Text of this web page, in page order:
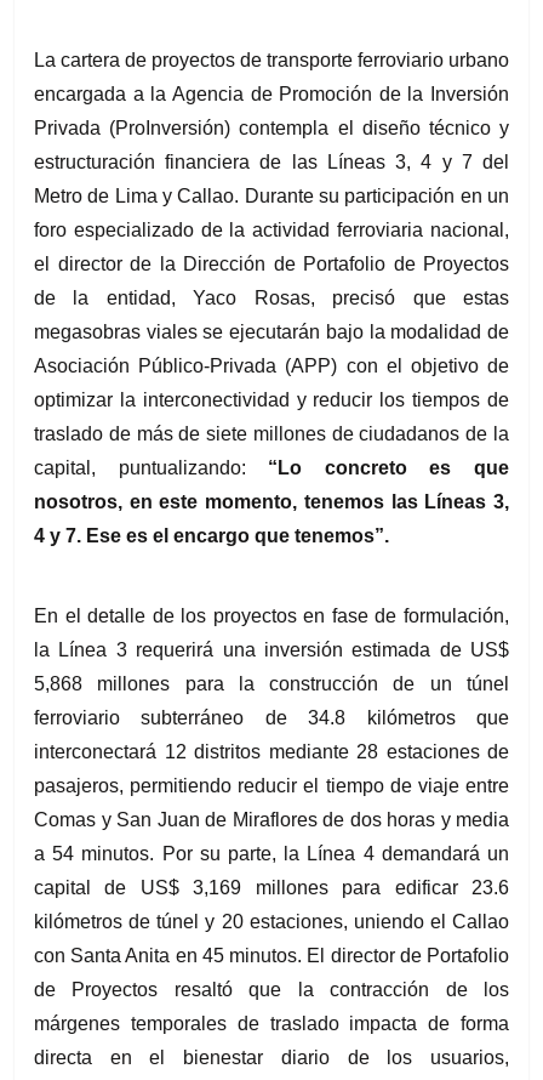
La cartera de proyectos de transporte ferroviario urbano
encargada a la Agencia de Promoción de la Inversión
Privada (ProInversión) contempla el diseño técnico y
estructuración financiera de las Líneas 3, 4 y 7 del
Metro de Lima y Callao. Durante su participación en un
foro especializado de la actividad ferroviaria nacional,
el director de la Dirección de Portafolio de Proyectos
de la entidad, Yaco Rosas, precisó que estas
megasobras viales se ejecutarán bajo la modalidad de
Asociación Público-Privada (APP) con el objetivo de
optimizar la interconectividad y reducir los tiempos de
traslado de más de siete millones de ciudadanos de la
capital, puntualizando: “Lo concreto es que
nosotros, en este momento, tenemos las Líneas 3,
4 y 7. Ese es el encargo que tenemos”.
En el detalle de los proyectos en fase de formulación,
la Línea 3 requerirá una inversión estimada de US$
5,868 millones para la construcción de un túnel
ferroviario subterráneo de 34.8 kilómetros que
interconectará 12 distritos mediante 28 estaciones de
pasajeros, permitiendo reducir el tiempo de viaje entre
Comas y San Juan de Miraflores de dos horas y media
a 54 minutos. Por su parte, la Línea 4 demandará un
capital de US$ 3,169 millones para edificar 23.6
kilómetros de túnel y 20 estaciones, uniendo el Callao
con Santa Anita en 45 minutos. El director de Portafolio
de Proyectos resaltó que la contracción de los
márgenes temporales de traslado impacta de forma
directa en el bienestar diario de los usuarios,